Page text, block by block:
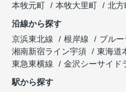
本牧元町
本牧大里町 北方
沿線から探す
京浜東北線
根岸線 ブル
湘南新宿ライン宇須
東海道
東急東横線
金沢シーサイド
駅から探す